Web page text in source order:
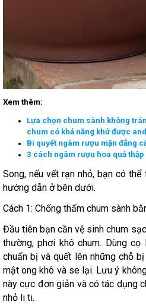
Xem thêm:
Lựa chọn chum sành không
chum có khả năng khử được
Bí quyết ngâm rượu mận đẳng
3 cách ngâm rượu hoa quả
Song, nếu vết rạn nhỏ, bạn có
hướng dẫn ở bên dưới.
Cách 1: Chống thấm chum sành
Đầu tiên bạn cần vệ sinh chum
thường, phơi khô chum. Dùng
chuẩn bị và quết lên những chỗ
mật ong khô và se lại. Lưu ý
này cực đơn giản và có tác dụng
nhỏ li ti.